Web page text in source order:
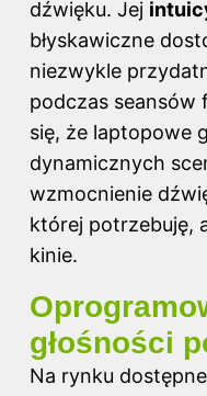
dźwięku. Jej
błyskawiczne
niezwykle
podczas seansów
się, że laptopowe
dynamicznych
wzmocnienie
której potrzebuję,
kinie.
głośności
Na rynku